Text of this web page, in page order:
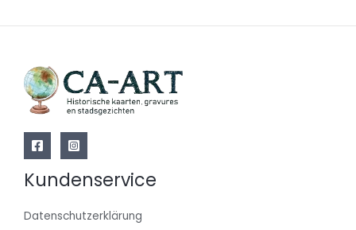
Kundenservice
Datenschutzerklärung